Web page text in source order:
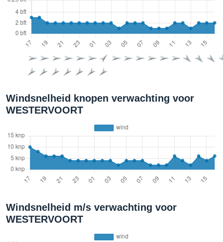
Windsnelheid knopen verwachting voor
WESTERVOORT
Windsnelheid m/s verwachting voor
WESTERVOORT